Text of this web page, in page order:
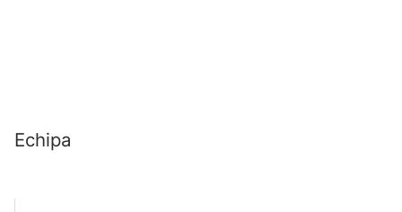
Echipa